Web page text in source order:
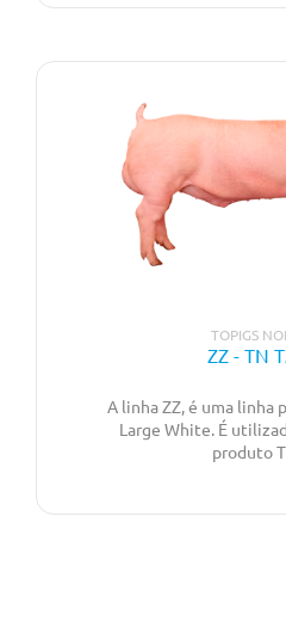
TOPIGS
ZZ - TN
A linha ZZ, é uma linha
Large White. É
produto